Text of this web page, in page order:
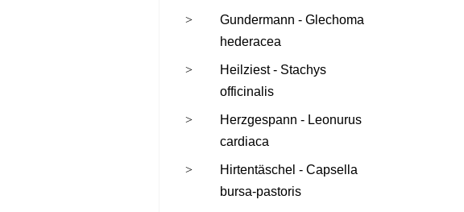
Gundermann - Glechoma
hederacea
Heilziest - Stachys
officinalis
Herzgespann - Leonurus
cardiaca
Hirtentäschel - Capsella
bursa-pastoris